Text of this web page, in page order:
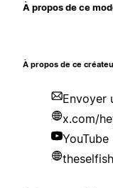
À propos de ce
À propos de ce
Envoyer
x.com/
YouTube